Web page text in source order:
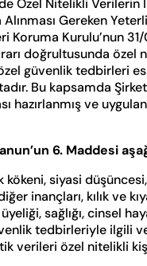
Özel Nitelikli Verilerin
Gereken
Koruma Kurulu’nun
doğrultusunda özel
güvenlik tedbirleri
Bu kapsamda
hazırlanmış ve
6. Maddesi
kökeni, siyasi
inançları, kılık ve
sağlığı, cinsel
tedbirleriyle ilgili
verileri özel nitelikli